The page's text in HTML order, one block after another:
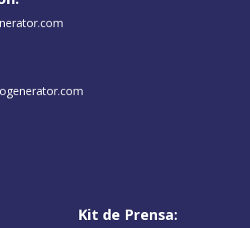
Kit de Prensa: